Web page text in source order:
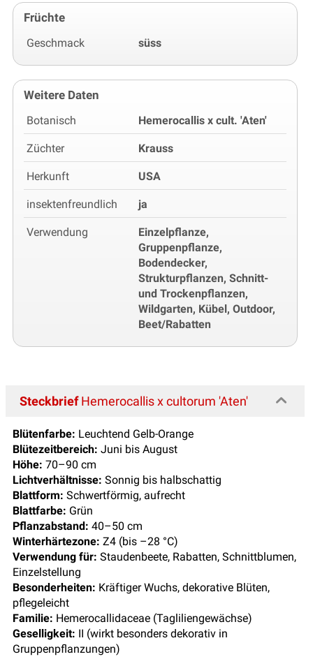
Früchte
Geschmack süss
Weitere Daten
Botanisch Hemerocallis x cult. 'Aten'
Züchter Krauss
Herkunft USA
insektenfreundlich ja
Verwendung
Einzelpflanze,
Gruppenpflanze,
Bodendecker,
Strukturpflanzen, Schnitt-
und Trockenpflanzen,
Wildgarten, Kübel, Outdoor,
Beet/Rabatten
SteckbriefHemerocallis x cultorum 'Aten'
Blütenfarbe: Leuchtend Gelb-Orange
Blütezeitbereich: Juni bis August
Höhe: 70–90 cm
Lichtverhältnisse: Sonnig bis halbschattig
Blattform: Schwertförmig, aufrecht
Blattfarbe: Grün
Pflanzabstand: 40–50 cm
Winterhärtezone: Z4 (bis –28 °C)
Verwendung für: Staudenbeete, Rabatten, Schnittblumen,
Einzelstellung
Besonderheiten: Kräftiger Wuchs, dekorative Blüten,
pflegeleicht
Familie: Hemerocallidaceae (Tagliliengewächse)
Geselligkeit: II (wirkt besonders dekorativ in
Gruppenpflanzungen)